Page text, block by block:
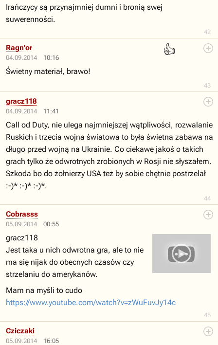
42
Irańczycy są przynajmniej dumni i bronią swej
suwerenności.
04.09.2014 10:16
👍
43
Ragn'or
Świetny materiał, brawo!
04.09.2014 11:41
44
gracz118
Call od Duty, nie ulega najmniejszej wątpliwości, rozwalanie
Ruskich i trzecia wojna światowa to była świetna zabawa na
długo przed wojną na Ukrainie. Co ciekawe jakoś o takich
grach tylko że odwrotnych zrobionych w Rosji nie słyszałem.
Szkoda bo do żołnierzy USA też by sobie chętnie postrzelał
:-)* :-)* :-)*.
05.09.2014 00:55
45
Cobrasss
gracz118
Jest taka u nich odwrotna gra, ale to nie
ma się nijak do obecnych czasów czy
strzelaniu do amerykanów.
Mam na myśli to cudo
https://www.youtube.com/watch?v=zWuFuvJy14c
05.09.2014 16:05
Cziczaki